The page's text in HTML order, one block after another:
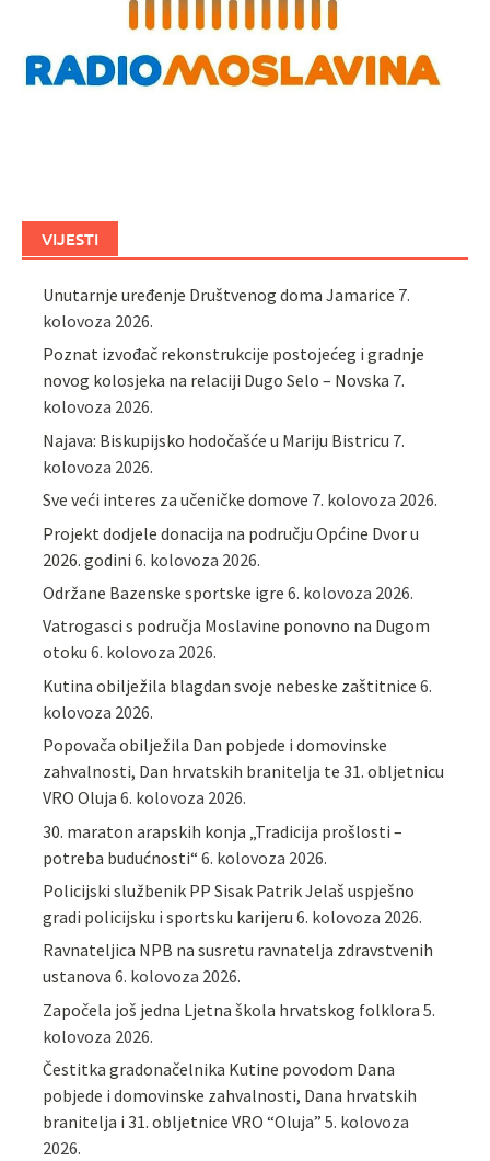
VIJESTI
Unutarnje uređenje Društvenog doma Jamarice 7.
kolovoza 2026.
Poznat izvođač rekonstrukcije postojećeg i gradnje
novog kolosjeka na relaciji Dugo Selo – Novska 7.
kolovoza 2026.
Najava: Biskupijsko hodočašće u Mariju Bistricu 7.
kolovoza 2026.
Sve veći interes za učeničke domove 7. kolovoza 2026.
Projekt dodjele donacija na području Općine Dvor u
2026. godini 6. kolovoza 2026.
Održane Bazenske sportske igre 6. kolovoza 2026.
Vatrogasci s područja Moslavine ponovno na Dugom
otoku 6. kolovoza 2026.
Kutina obilježila blagdan svoje nebeske zaštitnice 6.
kolovoza 2026.
Popovača obilježila Dan pobjede i domovinske
zahvalnosti, Dan hrvatskih branitelja te 31. obljetnicu
VRO Oluja 6. kolovoza 2026.
30. maraton arapskih konja „Tradicija prošlosti –
potreba budućnosti“ 6. kolovoza 2026.
Policijski službenik PP Sisak Patrik Jelaš uspješno
gradi policijsku i sportsku karijeru 6. kolovoza 2026.
Ravnateljica NPB na susretu ravnatelja zdravstvenih
ustanova 6. kolovoza 2026.
Započela još jedna Ljetna škola hrvatskog folklora 5.
kolovoza 2026.
Čestitka gradonačelnika Kutine povodom Dana
pobjede i domovinske zahvalnosti, Dana hrvatskih
branitelja i 31. obljetnice VRO “Oluja” 5. kolovoza
2026.